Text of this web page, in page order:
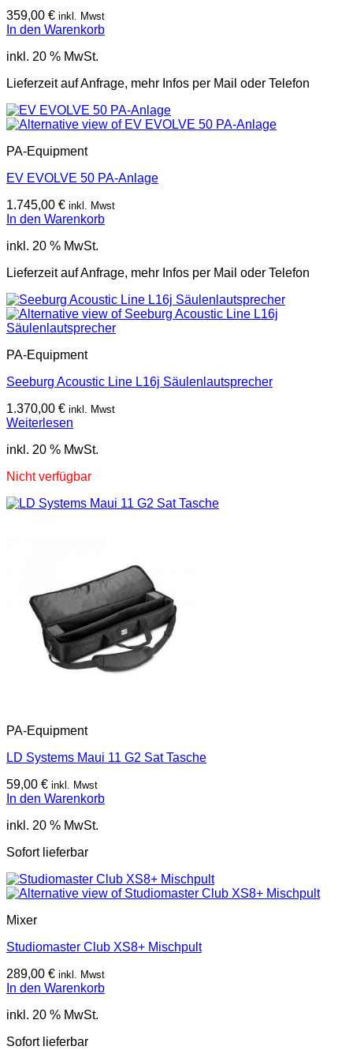
359,00 € inkl. Mwst
In den Warenkorb
inkl. 20 % MwSt.
Lieferzeit auf Anfrage, mehr Infos per Mail oder Telefon
PA-Equipment
EV EVOLVE 50 PA-Anlage
1.745,00 € inkl. Mwst
In den Warenkorb
inkl. 20 % MwSt.
Lieferzeit auf Anfrage, mehr Infos per Mail oder Telefon
PA-Equipment
Seeburg Acoustic Line L16j Säulenlautsprecher
1.370,00 € inkl. Mwst
Weiterlesen
inkl. 20 % MwSt.
Nicht verfügbar
PA-Equipment
LD Systems Maui 11 G2 Sat Tasche
59,00 € inkl. Mwst
In den Warenkorb
inkl. 20 % MwSt.
Sofort lieferbar
Mixer
Studiomaster Club XS8+ Mischpult
289,00 € inkl. Mwst
In den Warenkorb
inkl. 20 % MwSt.
Sofort lieferbar